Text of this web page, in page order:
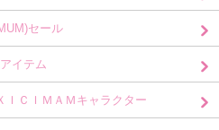
セール
イテム
ＩＣＩＭＡＭキャラクター